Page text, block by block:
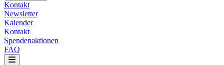
Kontakt
Newsletter
Kalender
Kontakt
Spendenaktionen
FAQ